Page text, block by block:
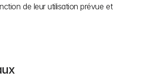
de leur utilisation prévue et